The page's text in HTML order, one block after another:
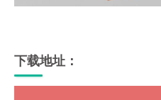
下载地址：